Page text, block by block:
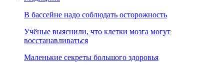
В бассейне надо соблюдать осторожность
Учёные выяснили, что клетки мозга могут
восстанавливаться
Маленькие секреты большого здоровья